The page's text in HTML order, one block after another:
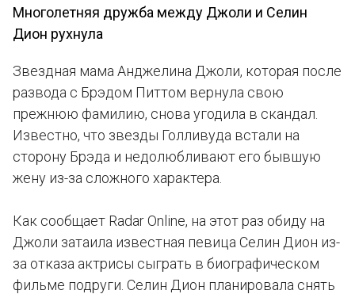
Многолетняя дружба между Джоли и Селин
Дион рухнула
Звездная мама Анджелина Джоли, которая после
развода с Брэдом Питтом вернула свою
прежнюю фамилию, снова угодила в скандал.
Известно, что звезды Голливуда встали на
сторону Брэда и недолюбливают его бывшую
жену из-за сложного характера.
Как сообщает Radar Online, на этот раз обиду на
Джоли затаила известная певица Селин Дион из-
за отказа актрисы сыграть в биографическом
фильме подруги. Селин Дион планировала снять